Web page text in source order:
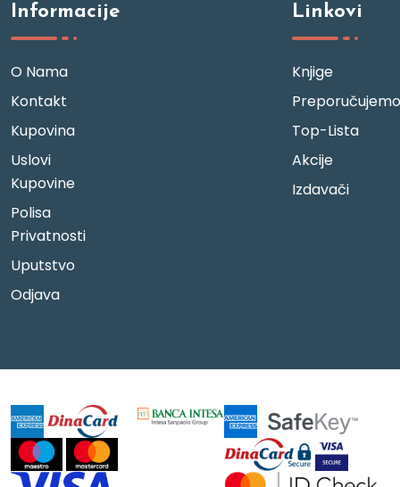
Informacije
O Nama
Kontakt
Kupovina
Uslovi
Kupovine
Polisa
Privatnosti
Uputstvo
Odjava
Linkovi
Knjige
Preporučujemo
Top-Lista
Akcije
Izdavači